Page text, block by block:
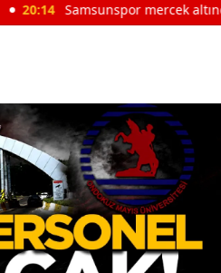
altında! Oyuncular tek tek